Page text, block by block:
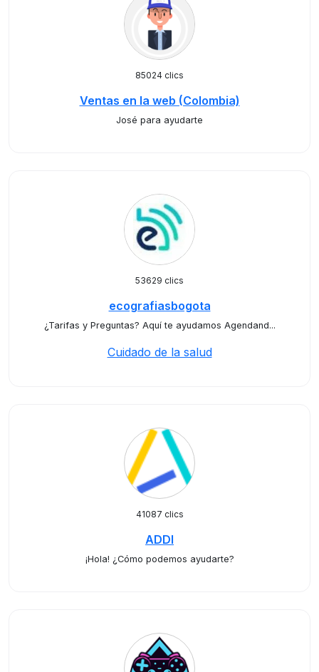
85024 clics
Ventas en la web (Colombia)
José para ayudarte
53629 clics
ecografiasbogota
¿Tarifas y Preguntas? Aquí te ayudamos Agendand...
Cuidado de la salud
41087 clics
ADDI
¡Hola! ¿Cómo podemos ayudarte?